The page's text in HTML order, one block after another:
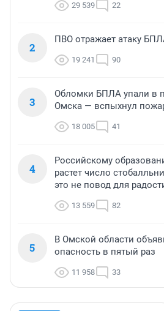
29 539 22
2
ПВО отражает атаку
19 241 90
3
Обломки БПЛА упали в
Омска — вспыхнул
18 005 41
4
Российскому
растет число
это не повод для
13 559 82
5
В Омской области
опасность в пятый раз
11 958 33